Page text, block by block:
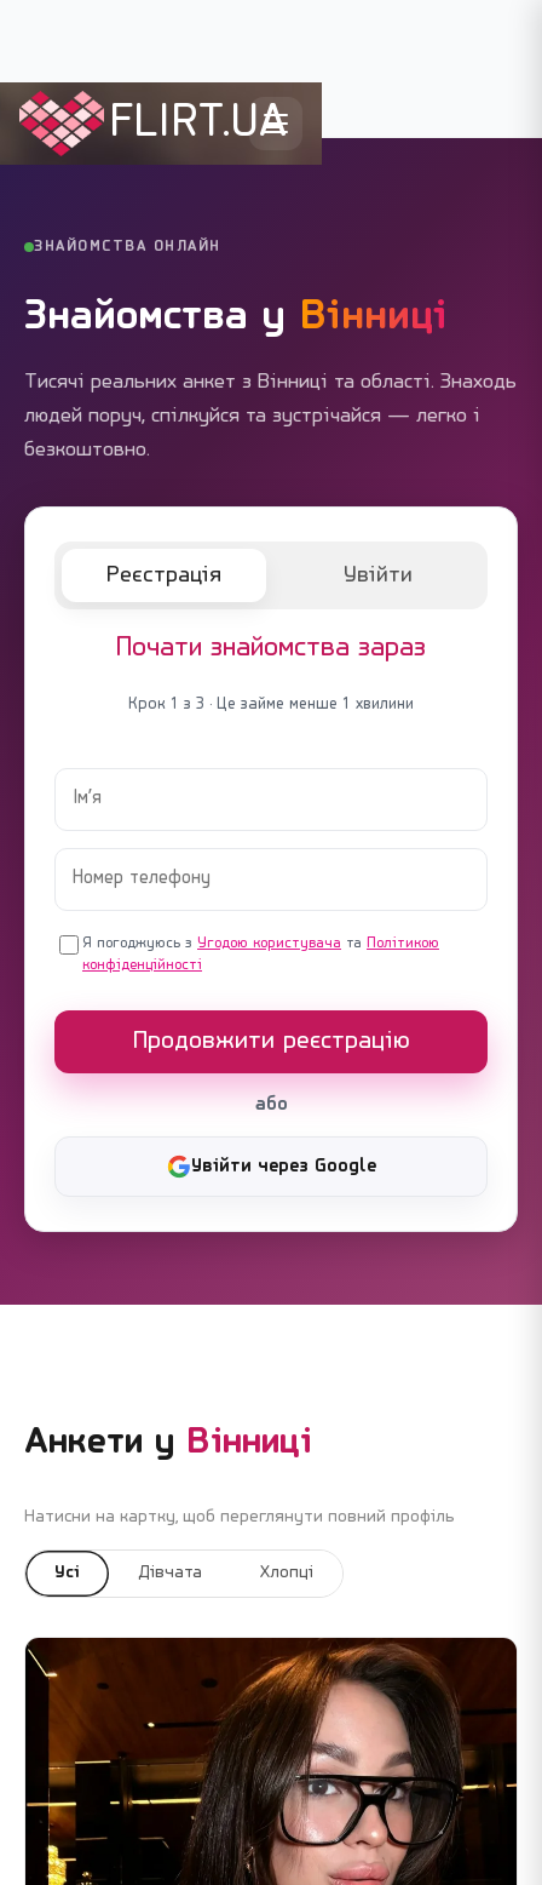
FLIRT.UA
Flirt.ua › Міста України Вінниця
ЗНАЙОМСТВА ОНЛАЙН
Знайомства у Вінниці
Тисячі реальних анкет з Вінниці та області. Знаходь
людей поруч, спілкуйся та зустрічайся — легко і
безкоштовно.
Реєстрація Увійти
Почати знайомства зараз
Крок 1 з 3 · Це займе менше 1 хвилини
Я погоджуюсь з Угодою користувача та Політикою
конфіденційності
Продовжити реєстрацію
або
Увійти через Google
Анкети у Вінниці
Натисни на картку, щоб переглянути повний профіль
Усі Дівчата Хлопці